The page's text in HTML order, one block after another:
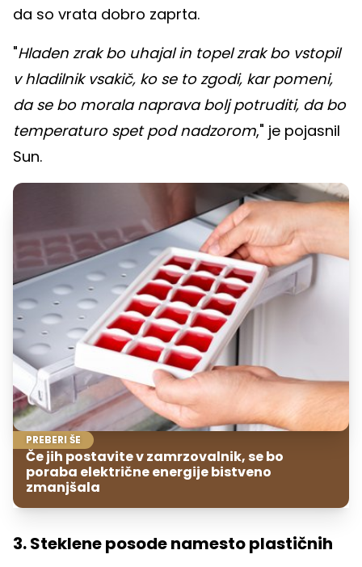
da so vrata dobro zaprta.
"Hladen zrak bo uhajal in topel zrak bo vstopil
v hladilnik vsakič, ko se to zgodi, kar pomeni,
da se bo morala naprava bolj potruditi, da bo
temperaturo spet pod nadzorom," je pojasnil
Sun.
PREBERI ŠE
Če jih postavite v zamrzovalnik, se bo
poraba električne energije bistveno
zmanjšala
3. Steklene posode namesto plastičnih